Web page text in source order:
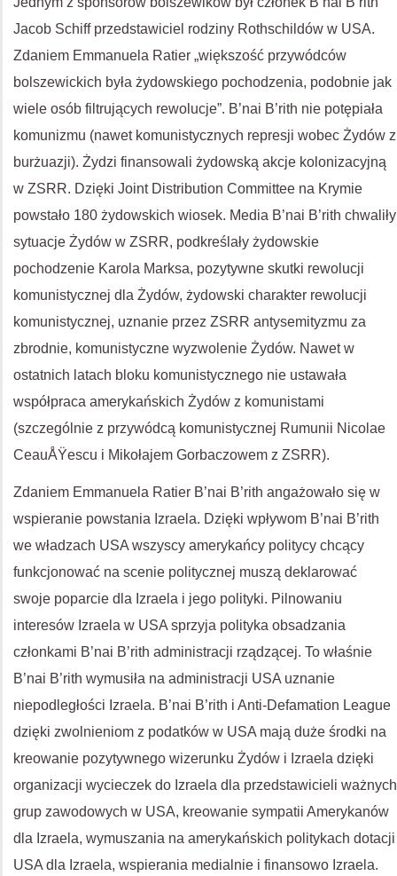
Jacob Schiff przedstawiciel rodziny Rothschildów w USA.
Zdaniem Emmanuela Ratier „większość przywódców
bolszewickich była żydowskiego pochodzenia, podobnie jak
wiele osób filtrujących rewolucje”. B’nai B’rith nie potępiała
komunizmu (nawet komunistycznych represji wobec Żydów z
burżuazji). Żydzi finansowali żydowską akcje kolonizacyjną
w ZSRR. Dzięki Joint Distribution Committee na Krymie
powstało 180 żydowskich wiosek. Media B’nai B’rith chwaliły
sytuacje Żydów w ZSRR, podkreślały żydowskie
pochodzenie Karola Marksa, pozytywne skutki rewolucji
komunistycznej dla Żydów, żydowski charakter rewolucji
komunistycznej, uznanie przez ZSRR antysemityzmu za
zbrodnie, komunistyczne wyzwolenie Żydów. Nawet w
ostatnich latach bloku komunistycznego nie ustawała
współpraca amerykańskich Żydów z komunistami
(szczególnie z przywódcą komunistycznej Rumunii Nicolae
CeauÅŸescu i Mikołajem Gorbaczowem z ZSRR).
Zdaniem Emmanuela Ratier B’nai B’rith angażowało się w
wspieranie powstania Izraela. Dzięki wpływom B’nai B’rith
we władzach USA wszyscy amerykańcy politycy chcący
funkcjonować na scenie politycznej muszą deklarować
swoje poparcie dla Izraela i jego polityki. Pilnowaniu
interesów Izraela w USA sprzyja polityka obsadzania
członkami B’nai B’rith administracji rządzącej. To właśnie
B’nai B’rith wymusiła na administracji USA uznanie
niepodległości Izraela. B’nai B’rith i Anti-Defamation League
dzięki zwolnieniom z podatków w USA mają duże środki na
kreowanie pozytywnego wizerunku Żydów i Izraela dzięki
organizacji wycieczek do Izraela dla przedstawicieli ważnych
grup zawodowych w USA, kreowanie sympatii Amerykanów
dla Izraela, wymuszania na amerykańskich politykach dotacji
USA dla Izraela, wspierania medialnie i finansowo Izraela.